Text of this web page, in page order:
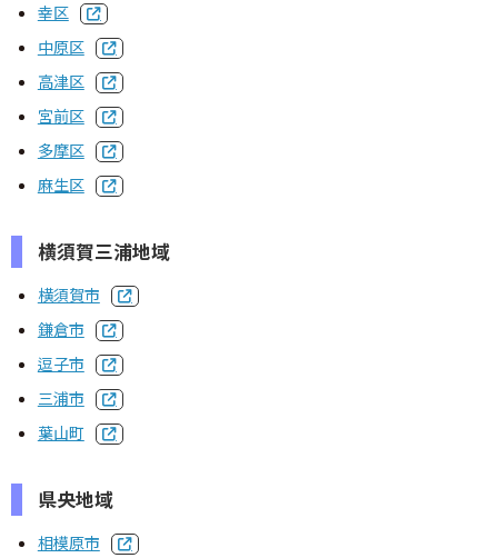
概要
事業案内
沿革
機構
役員名簿
定款
⽀部・委員会
活動報告
幸区
中原区
高津区
宮前区
多摩区
麻生区
横須賀三浦地域
横須賀市
鎌倉市
逗子市
三浦市
葉山町
県央地域
相模原市